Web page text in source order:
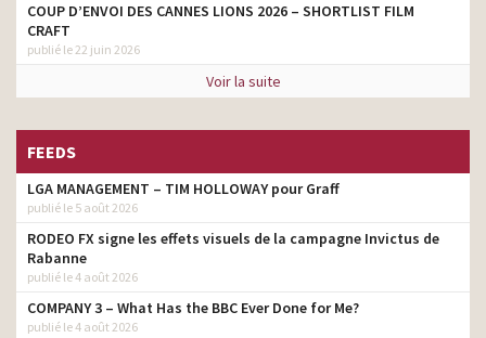
COUP D’ENVOI DES CANNES LIONS 2026 – SHORTLIST FILM
CRAFT
publié le 22 juin 2026
Voir la suite
FEEDS
LGA MANAGEMENT – TIM HOLLOWAY pour Graff
publié le 5 août 2026
RODEO FX signe les effets visuels de la campagne Invictus de
Rabanne
publié le 4 août 2026
COMPANY 3 – What Has the BBC Ever Done for Me?
publié le 4 août 2026